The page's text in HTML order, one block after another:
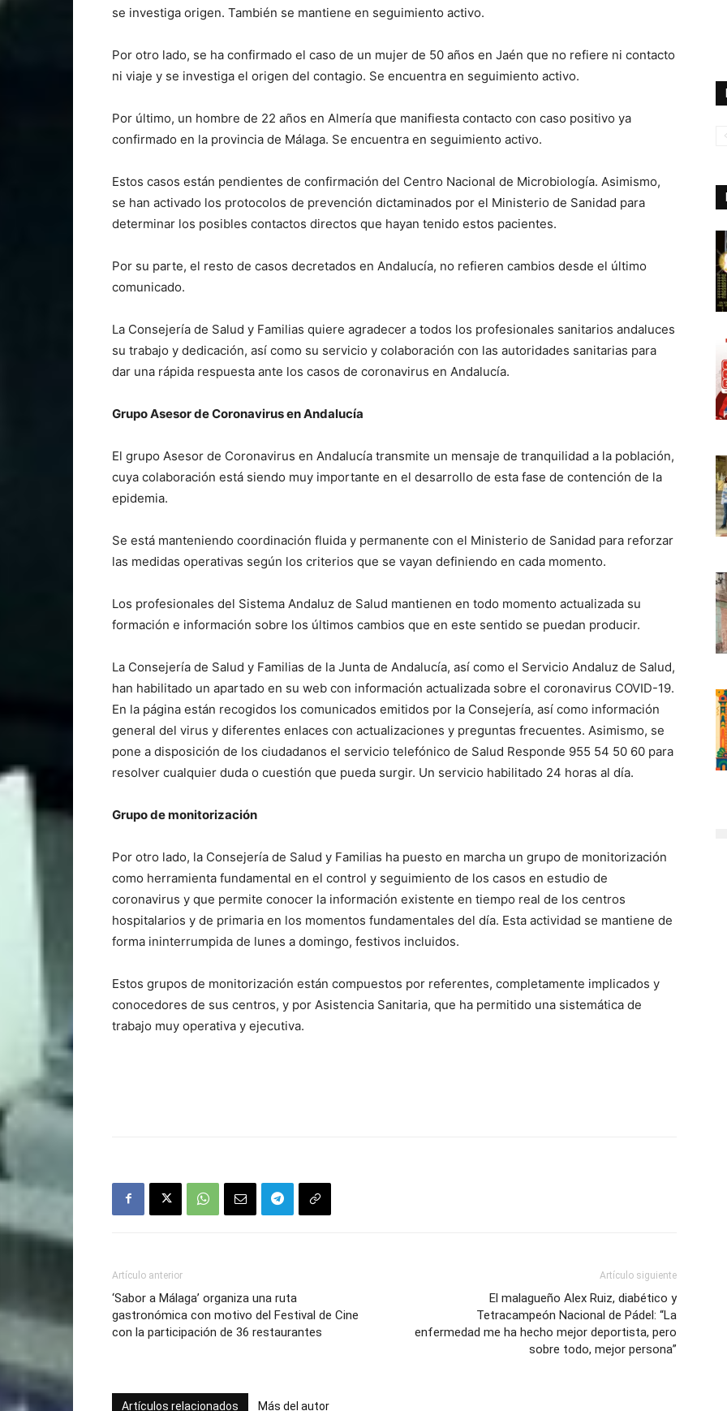
se investiga origen. También se mantiene en seguimiento activo.
Por otro lado, se ha confirmado el caso de un mujer de 50 años en Jaén que no refiere ni contacto
ni viaje y se investiga el origen del contagio. Se encuentra en seguimiento activo.
Por último, un hombre de 22 años en Almería que manifiesta contacto con caso positivo ya
confirmado en la provincia de Málaga. Se encuentra en seguimiento activo.
Estos casos están pendientes de confirmación del Centro Nacional de Microbiología. Asimismo,
se han activado los protocolos de prevención dictaminados por el Ministerio de Sanidad para
determinar los posibles contactos directos que hayan tenido estos pacientes.
Por su parte, el resto de casos decretados en Andalucía, no refieren cambios desde el último
comunicado.
La Consejería de Salud y Familias quiere agradecer a todos los profesionales sanitarios andaluces
su trabajo y dedicación, así como su servicio y colaboración con las autoridades sanitarias para
dar una rápida respuesta ante los casos de coronavirus en Andalucía.
Grupo Asesor de Coronavirus en Andalucía
El grupo Asesor de Coronavirus en Andalucía transmite un mensaje de tranquilidad a la población,
cuya colaboración está siendo muy importante en el desarrollo de esta fase de contención de la
epidemia.
Se está manteniendo coordinación fluida y permanente con el Ministerio de Sanidad para reforzar
las medidas operativas según los criterios que se vayan definiendo en cada momento.
Los profesionales del Sistema Andaluz de Salud mantienen en todo momento actualizada su
formación e información sobre los últimos cambios que en este sentido se puedan producir.
La Consejería de Salud y Familias de la Junta de Andalucía, así como el Servicio Andaluz de Salud,
han habilitado un apartado en su web con información actualizada sobre el coronavirus COVID-19.
En la página están recogidos los comunicados emitidos por la Consejería, así como información
general del virus y diferentes enlaces con actualizaciones y preguntas frecuentes. Asimismo, se
pone a disposición de los ciudadanos el servicio telefónico de Salud Responde 955 54 50 60 para
resolver cualquier duda o cuestión que pueda surgir. Un servicio habilitado 24 horas al día.
Grupo de monitorización
Por otro lado, la Consejería de Salud y Familias ha puesto en marcha un grupo de monitorización
como herramienta fundamental en el control y seguimiento de los casos en estudio de
coronavirus y que permite conocer la información existente en tiempo real de los centros
hospitalarios y de primaria en los momentos fundamentales del día. Esta actividad se mantiene de
forma ininterrumpida de lunes a domingo, festivos incluidos.
Estos grupos de monitorización están compuestos por referentes, completamente implicados y
conocedores de sus centros, y por Asistencia Sanitaria, que ha permitido una sistemática de
trabajo muy operativa y ejecutiva.
Artículo anterior
‘Sabor a Málaga’ organiza una ruta
gastronómica con motivo del Festival de Cine
con la participación de 36 restaurantes
Artículo siguiente
El malagueño Alex Ruiz, diabético y
Tetracampeón Nacional de Pádel: “La
enfermedad me ha hecho mejor deportista, pero
sobre todo, mejor persona”
Artículos relacionados Más del autor